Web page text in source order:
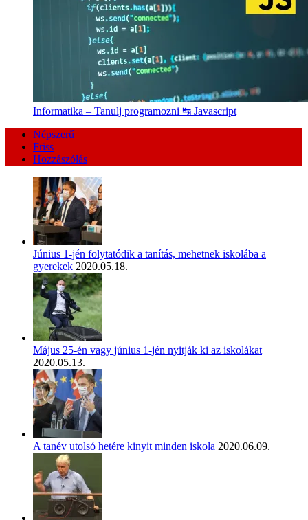
Informatika – Tanulj programozni ↹ Javascript
Népszerű
Friss
Hozzászólás
Június 1-jén folytatódik a tanítás, mehetnek iskolába a
gyerekek 2020.05.18.
Május 25-én vagy június 1-jén nyitják ki az iskolákat
2020.05.13.
A tanév utolsó hetére kinyit minden iskola 2020.06.09.